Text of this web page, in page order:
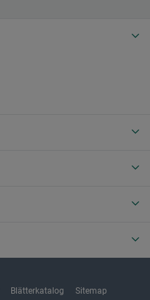
Blätterkatalog Sitemap